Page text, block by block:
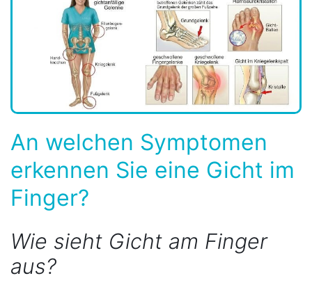
An welchen Symptomen
erkennen Sie eine Gicht im
Finger?
Wie sieht Gicht am Finger
aus?